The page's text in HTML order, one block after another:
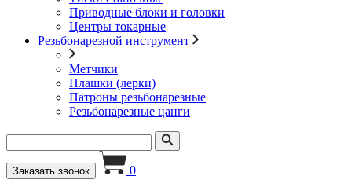
Приводные блоки и головки
Центры токарные
Резьбонарезной инструмент
Метчики
Плашки (лерки)
Патроны резьбонарезные
Резьбонарезные цанги
Заказать звонок 0